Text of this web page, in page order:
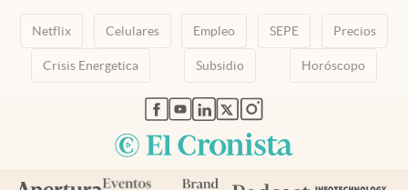
Netflix Celulares Empleo SEPE Precios
Crisis Energetica Subsidio Horóscopo
abre en nueva pestaña
abre en nueva pestaña
abre en nueva pestaña
abre en nueva pestaña
abre en nueva pestaña